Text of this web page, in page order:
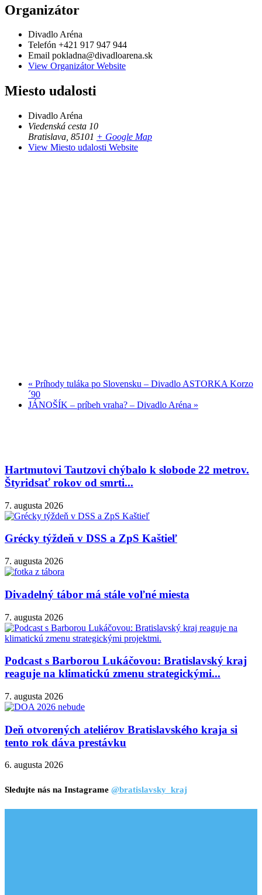
Organizátor
Divadlo Aréna
Telefón +421 917 947 944
Email pokladna@divadloarena.sk
View Organizátor Website
Miesto udalosti
Divadlo Aréna
Viedenská cesta 10
Bratislava 85101 + Google Map
View Miesto udalosti Website
« Príhody tuláka po Slovensku – Divadlo ASTORKA Korzo
´90
JÁNOŠÍK – príbeh vraha? – Divadlo Aréna »
Hartmutovi Tautzovi chýbalo k slobode 22 metrov.
Štyridsať rokov od smrti...
7. augusta 2026
Grécky týždeň v DSS a ZpS Kaštieľ
7. augusta 2026
Divadelný tábor má stále voľné miesta
7. augusta 2026
Podcast s Barborou Lukáčovou: Bratislavský kraj
reaguje na klimatickú zmenu strategickými...
7. augusta 2026
Deň otvorených ateliérov Bratislavského kraja si
tento rok dáva prestávku
6. augusta 2026
Sledujte nás na Instagrame @bratislavsky_kraj